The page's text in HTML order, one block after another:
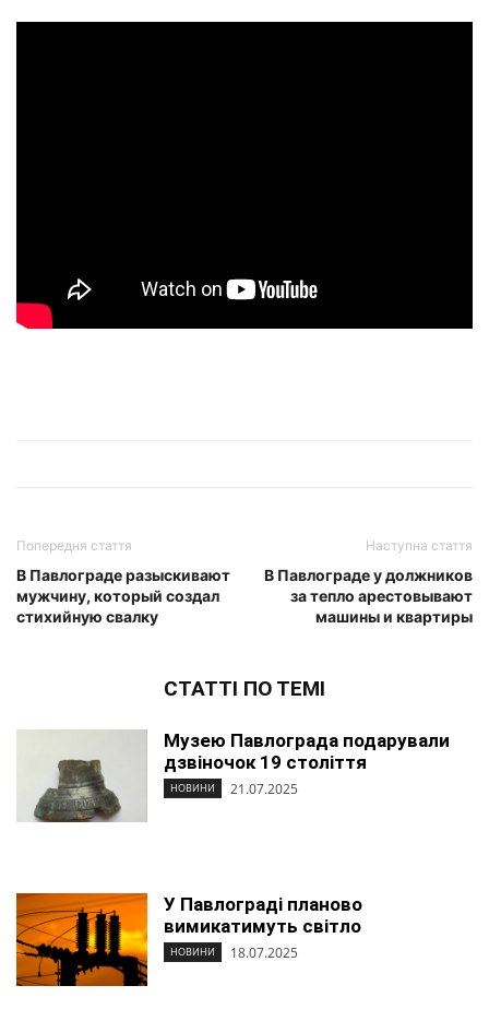
Попередня стаття
В Павлограде разыскивают
мужчину, который создал
стихийную свалку
Наступна стаття
В Павлограде у должников
за тепло арестовывают
машины и квартиры
СТАТТІ ПО ТЕМІ
Музею Павлограда подарували
дзвіночок 19 століття
НОВИНИ 21.07.2025
У Павлограді планово
вимикатимуть світло
НОВИНИ 18.07.2025